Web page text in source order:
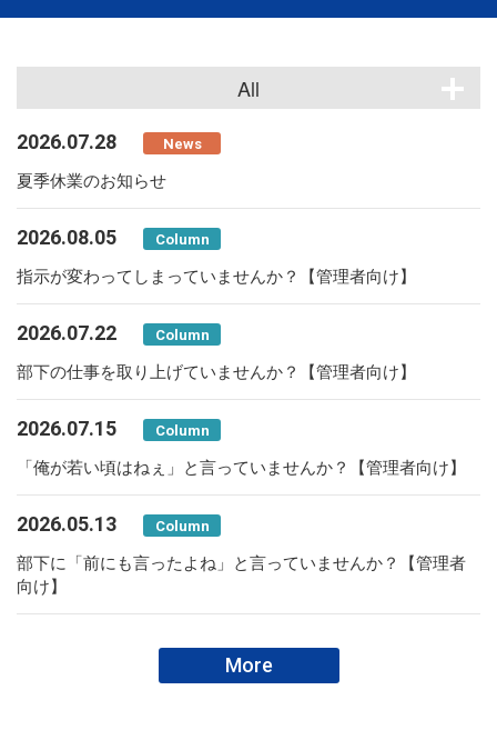
All
2026.07.28 News
夏季休業のお知らせ
2026.08.05 Column
指示が変わってしまっていませんか？【管理者向け】
2026.07.22 Column
部下の仕事を取り上げていませんか？【管理者向け】
2026.07.15 Column
「俺が若い頃はねぇ」と言っていませんか？【管理者向け】
2026.05.13 Column
部下に「前にも言ったよね」と言っていませんか？【管理者
向け】
More